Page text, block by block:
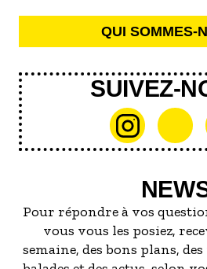
QUI SOMMES-
SUIVEZ-
Pour répondre à vos
vous vous les posiez,
semaine, des bons plans, des